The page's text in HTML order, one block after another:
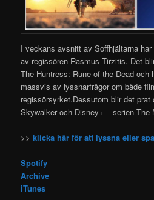
I veckans avsnitt av Soffhjältarna
av regissören Rasmus Tirzitis. Det
The Huntress: Rune of the Dead och
massvis av lyssnarfrågor om både
regissörsyrket.Dessutom blir det
Skywalker och Disney+ – serien The
>> klicka här för att lyssna eller
Spotify
Archive
iTunes